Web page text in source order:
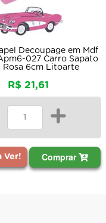
Decoupage em Mdf
027 Carro Sapato
Rosa 6cm Litoarte
R$ 21,61
+
Ver! Comprar